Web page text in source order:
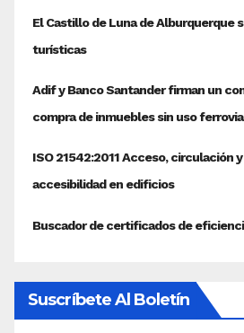
Suscríbete Al Boletín